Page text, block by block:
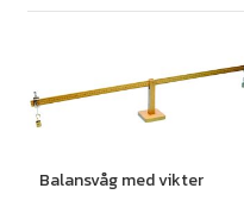
Balansvåg med vikter